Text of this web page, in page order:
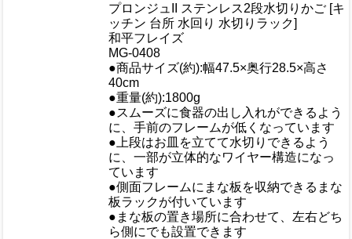
プロンジュII ステンレス2段水切りかご [キ
ッチン 台所 水回り 水切りラック]
和平フレイズ
MG-0408
●商品サイズ(約):幅47.5×奥行28.5×高さ
40cm
●重量(約):1800g
●スムーズに食器の出し入れができるよう
に、手前のフレームが低くなっています
●上段はお皿を立てて水切りできるよう
に、一部が立体的なワイヤー構造になっ
ています
●側面フレームにまな板を収納できるまな
板ラックが付いています
●まな板の置き場所に合わせて、左右どち
ら側にでも設置できます